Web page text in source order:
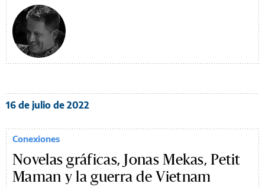
16 de julio de 2022
Conexiones
Novelas gráficas, Jonas Mekas, Petit
Maman y la guerra de Vietnam